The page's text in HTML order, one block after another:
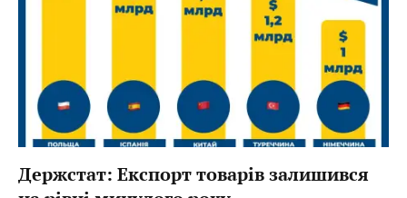
Держстат: Експорт товарів залишився